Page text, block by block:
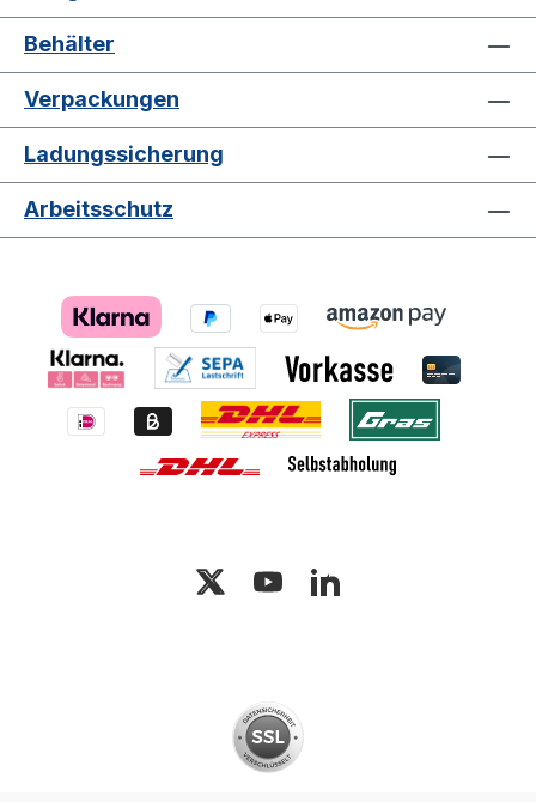
Behälter
Verpackungen
Ladungssicherung
Arbeitsschutz